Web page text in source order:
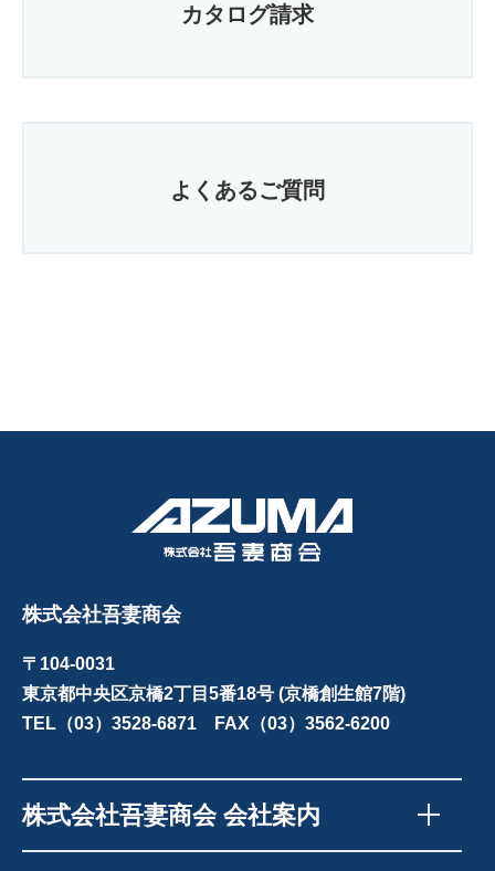
カタログ請求
よくあるご質問
株式会社吾妻商会
〒104-0031
東京都中央区京橋2丁目5番18号 (京橋創生館7階)
TEL（03）3528-6871 FAX（03）3562-6200
株式会社吾妻商会 会社案内